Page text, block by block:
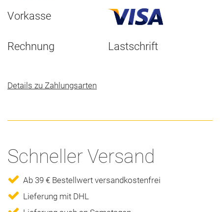
Vorkasse
Rechnung Lastschrift
Details zu Zahlungsarten
Schneller Versand
Ab 39 € Bestellwert versandkostenfrei
Lieferung mit DHL